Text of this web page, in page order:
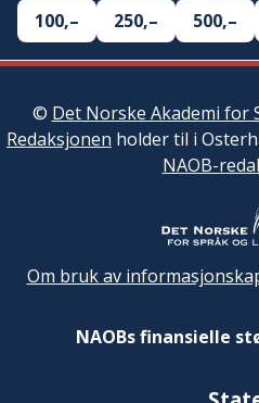
100,–
250,– 500,–
© Det Norske Akademi for
Redaksjonen holder til i
NAOB-
Om bruk av
NAOBs finansielle